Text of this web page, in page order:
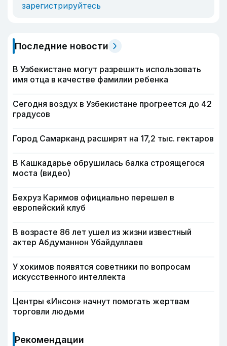
зарегистрируйтесь
Последние новости
В Узбекистане могут разрешить использовать
имя отца в качестве фамилии ребенка
Сегодня воздух в Узбекистане прогреется до 42
градусов
Город Самарканд расширят на 17,2 тыс. гектаров
В Кашкадарье обрушилась балка строящегося
моста (видео)
Бехруз Каримов официально перешел в
европейский клуб
В возрасте 86 лет ушел из жизни известный
актер Абдуманнон Убайдуллаев
У хокимов появятся советники по вопросам
искусственного интеллекта
Центры «Инсон» начнут помогать жертвам
торговли людьми
Рекомендации